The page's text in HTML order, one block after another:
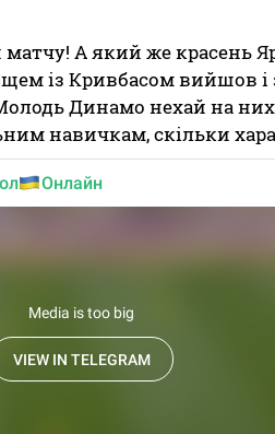
матчу! А який же красень
із Кривбасом вийшов і
Динамо нехай на
навичкам, скільки